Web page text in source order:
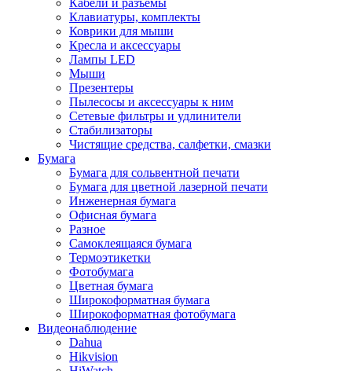
Кабели и разъемы
Клавиатуры, комплекты
Коврики для мыши
Кресла и аксессуары
Лампы LED
Мыши
Презентеры
Пылесосы и аксессуары к ним
Сетевые фильтры и удлинители
Стабилизаторы
Чистящие средства, салфетки, смазки
Бумага
Бумага для сольвентной печати
Бумага для цветной лазерной печати
Инженерная бумага
Офисная бумага
Разное
Самоклеящаяся бумага
Термоэтикетки
Фотобумага
Цветная бумага
Широкоформатная бумага
Широкоформатная фотобумага
Видеонаблюдение
Dahua
Hikvision